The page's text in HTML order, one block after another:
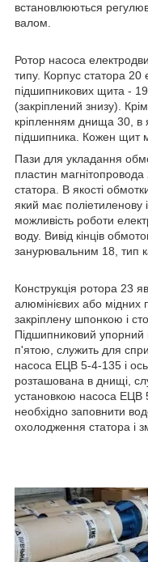
встановлюються
валом.
Ротор насоса
типу. Корпус статора 20
підшипникових щита -
(закріплений знизу).
кріпленням днища 30, в
підшипника. Кожен щит
Пази для укладання
пластин
статора. В якості
який має поліетиленову
можливість роботи
воду. Вивід кінців
занурювальним 18, тип
Конструкція ротора 23
алюмінієвих або мідних
закріплену шпонкою і
Підшипниковий упорний
п'ятою, служить для
насоса ЕЦВ 5-4-135 і
розташована в днищі,
установкою насоса ЕЦВ
необхідно заповнити
охолодження статора і